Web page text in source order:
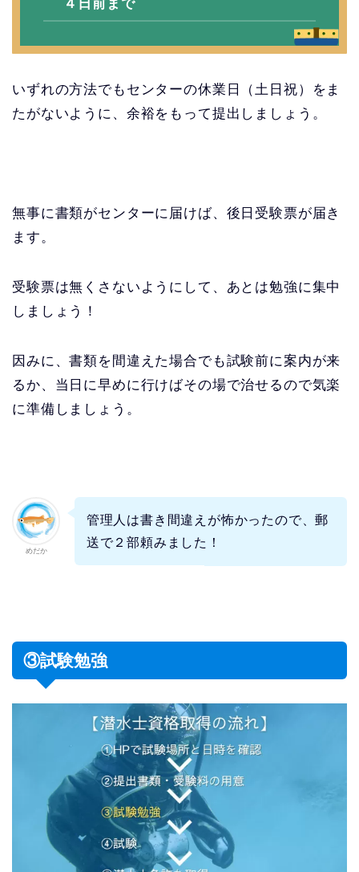
４日前まで
いずれの方法でもセンターの休業日（土日祝）をま
たがないように、余裕をもって提出しましょう。
無事に書類がセンターに届けば、後日受験票が届き
ます。
受験票は無くさないようにして、あとは勉強に集中
しましょう！
因みに、書類を間違えた場合でも試験前に案内が来
るか、当日に早めに行けばその場で治せるので気楽
に準備しましょう。
めだか
管理人は書き間違えが怖かったので、郵
送で２部頼みました！
③試験勉強